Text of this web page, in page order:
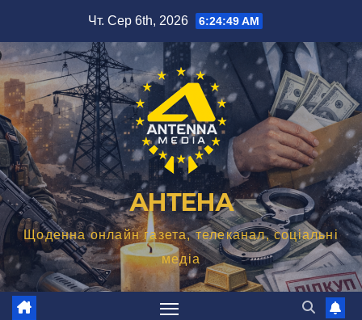
вмісту
Чт. Сер 6th, 2026 6:24:50 AM
АНТЕНА
Щоденна онлайн газета, телеканал, соціальні
медіа